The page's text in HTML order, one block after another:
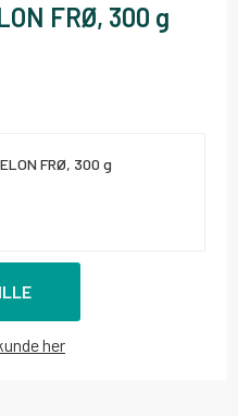
FRØ, 300 g
FRØ, 300 g
her